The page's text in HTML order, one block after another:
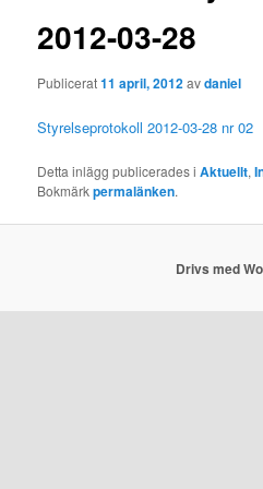
2012-03-28
Publicerat11 april, 2012avdaniel
Styrelseprotokoll 2012-03-28 nr 02
Detta inlägg publicerades iAktuellt,
Bokmärkpermalänken.
Drivs med